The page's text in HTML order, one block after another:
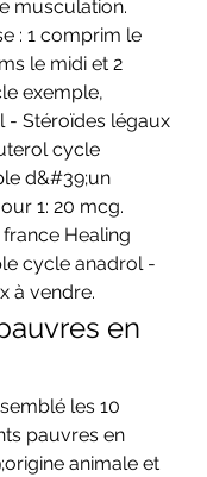
musculation.
: 1 comprim le
le midi et 2
exemple,
- Stéroïdes légaux
cycle
d&#39;un
1: 20 mcg.
Healing
cycle anadrol -
à vendre.
en
les 10
pauvres en
animale et